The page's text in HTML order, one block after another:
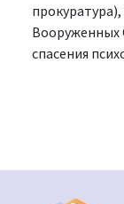
прокуратура),
Вооруженных
спасения